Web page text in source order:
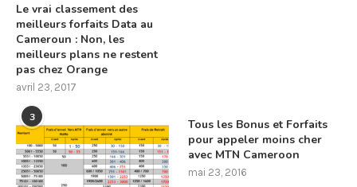
Le vrai classement des
meilleurs forfaits Data au
Cameroun : Non, les
meilleurs plans ne restent
pas chez Orange
avril 23, 2017
3
Tous les Bonus et Forfaits
pour appeler moins cher
avec MTN Cameroon
mai 23, 2016